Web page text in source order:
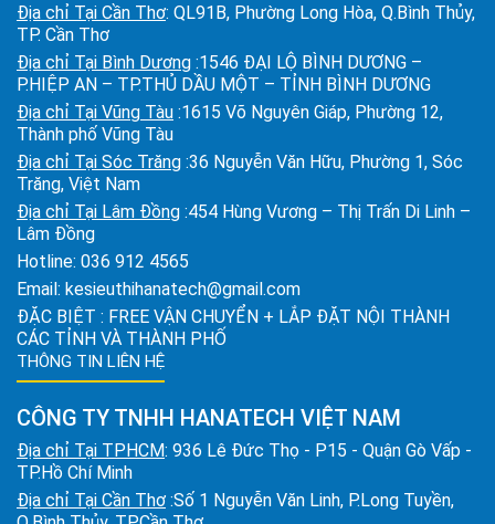
Địa chỉ Tại Cần Thơ: QL91B, Phường Long Hòa, Q.Bình Thủy,
TP. Cần Thơ
Địa chỉ Tại Bình Dương :1546 ĐẠI LỘ BÌNH DƯƠNG –
P.HIỆP AN – TP.THỦ DẦU MỘT – TỈNH BÌNH DƯƠNG
Địa chỉ Tại Vũng Tàu :1615 Võ Nguyên Giáp, Phường 12,
Thành phố Vũng Tàu
Địa chỉ Tại Sóc Trăng :36 Nguyễn Văn Hữu, Phường 1, Sóc
Trăng, Việt Nam
Địa chỉ Tại Lâm Đồng :454 Hùng Vương – Thị Trấn Di Linh –
Lâm Đồng
Hotline: 036 912 4565
Email: kesieuthihanatech@gmail.com
ĐẶC BIỆT : FREE VẬN CHUYỂN + LẮP ĐẶT NỘI THÀNH
CÁC TỈNH VÀ THÀNH PHỐ
THÔNG TIN LIÊN HỆ
CÔNG TY TNHH HANATECH VIỆT NAM
Địa chỉ Tại TPHCM: 936 Lê Đức Thọ - P15 - Quận Gò Vấp -
TP.Hồ Chí Minh
Địa chỉ Tại Cần Thơ :Số 1 Nguyễn Văn Linh, P.Long Tuyền,